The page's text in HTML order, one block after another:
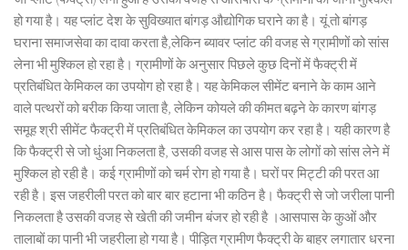
हो गया है। यह प्लांट देश के सुविख्यात बांगड़ औद्योगिक घराने का है। यूं तो बांगड़
घराना समाजसेवा का दावा करता है,लेकिन ब्यावर प्लांट की वजह से ग्रामीणों को सांस
लेना भी मुश्किल हो रहा है। ग्रामीणों के अनुसार पिछले कुछ दिनों में फैक्ट्री में
प्रतिबंधित केमिकल का उपयोग हो रहा है। यह केमिकल सीमेंट बनाने के काम आने
वाले पत्थरों को बरीक किया जाता है, लेकिन कोयले की कीमत बढ़ने के कारण बांगड़
समूह श्री सीमेंट फैक्ट्री में प्रतिबंधित केमिकल का उपयोग कर रहा है। यही कारण है
कि फैक्ट्री से जो धुंआ निकलता है, उसकी वजह से आस पास के लोगों को सांस लेने में
मुश्किल हो रही है। कई ग्रामीणों को चर्म रोग हो गया है। घरों पर मिट्टी की परत आ
रही है। इस जहरीली परत को बार बार हटाना भी कठिन है। फैक्ट्री से जो जरीला पानी
निकलता है उसकी वजह से खेती की जमीन बंजर हो रही है ।आसपास के कुओं और
तालाबों का पानी भी जहरीला हो गया है। पीड़ित ग्रामीण फैक्ट्री के बाहर लगातार धरना